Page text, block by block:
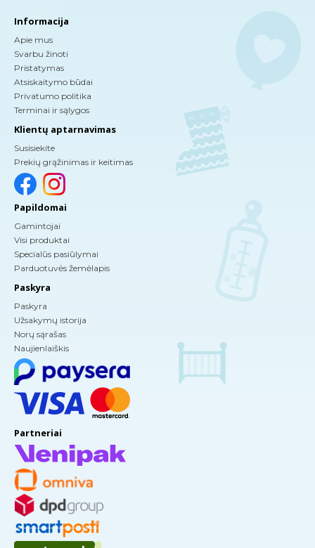
Informacija
Apie mus
Svarbu žinoti
Pristatymas
Atsiskaitymo būdai
Privatumo politika
Terminai ir sąlygos
Klientų aptarnavimas
Susisiekite
Prekių grąžinimas ir keitimas
Papildomai
Gamintojai
Visi produktai
Specialūs pasiūlymai
Parduotuvės žemėlapis
Paskyra
Paskyra
Užsakymų istorija
Norų sąrašas
Naujienlaiškis
Partneriai